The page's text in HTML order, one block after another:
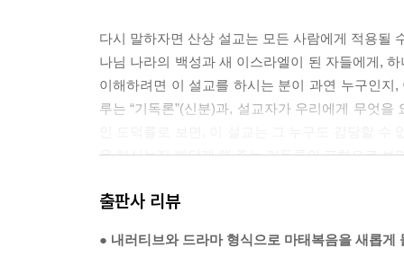
IV. 절정과 반전: 수난, 죽음, 그리고 부활 24:1-28:20
1. 종말 설교(24:1-25:46)
3. 위대한 반전: 부활과 새로운 시작(27:62-28:20)
(2) 부활(28:1-15)
다시 말하자면 산상 설교는 모든 사람에게 적용될
나님 나라의 백성과 새 이스라엘이 된 자들에게,
이해하려면 이 설교를 하시는 분이 과연 누구인
루는 “기독론”(신분)과, 설교자가 우리에게 무엇
을 하시는지 깨닫게 해 주는 기독론의 표현으로
니까, 가시떨기입니까, 아니면 옥토입니까?”라고
출판사 리뷰
● 내러티브와 드라마 형식으로 마태복음을 새롭게